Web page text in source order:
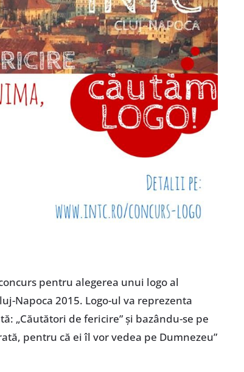
pentru alegerea unui logo al
Napoca 2015. Logo-ul va reprezenta
„Căutători de fericire” şi bazându-se pe
pentru că ei îl vor vedea pe Dumnezeu”